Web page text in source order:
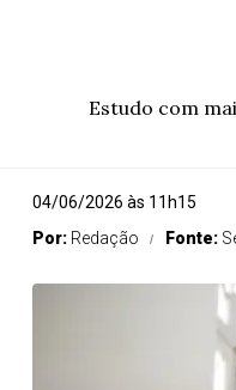
Estudo com
04/06/2026 às 11h15
Por: Redação Fonte: